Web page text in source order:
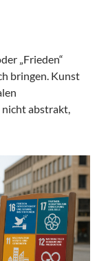
„Frieden“
bringen. Kunst
nicht abstrakt,